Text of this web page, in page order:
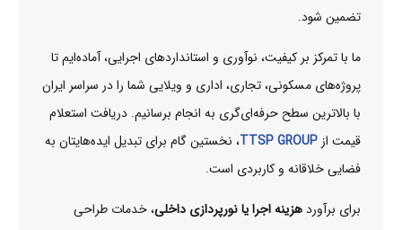
تضمین شود.
ما با تمرکز بر کیفیت، نوآوری و استانداردهای اجرایی، آماده‌ایم تا
پروژه‌های مسکونی، تجاری، اداری و ویلایی شما را در سراسر ایران
با بالاترین سطح حرفه‌ای‌گری به انجام برسانیم. دریافت استعلام
قیمت از TTSP GROUP، نخستین گام برای تبدیل ایده‌هایتان به
فضایی خلاقانه و کاربردی است.
برای برآوردهزینه اجرا یا نورپردازی داخلی، خدمات طراحی